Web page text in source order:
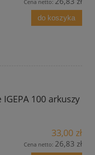
Cena netto:
do koszyka
100 arkuszy
33,00 zł
Cena netto: 26,83 zł